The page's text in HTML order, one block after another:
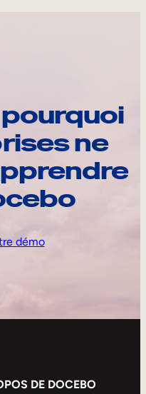
ne
démo
DE DOCEBO